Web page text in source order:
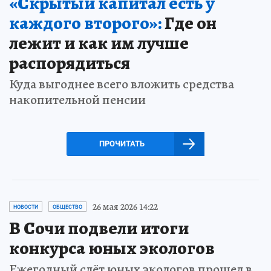
каждого второго»:Где он
лежит и как им лучше
распорядиться
Куда выгоднее всего вложить средства
накопительной пенсии
ПРОЧИТАТЬ
НОВОСТИ ОБЩЕСТВО 26 мая 2026 14:22
В Сочи подвели итоги
конкурса юных экологов